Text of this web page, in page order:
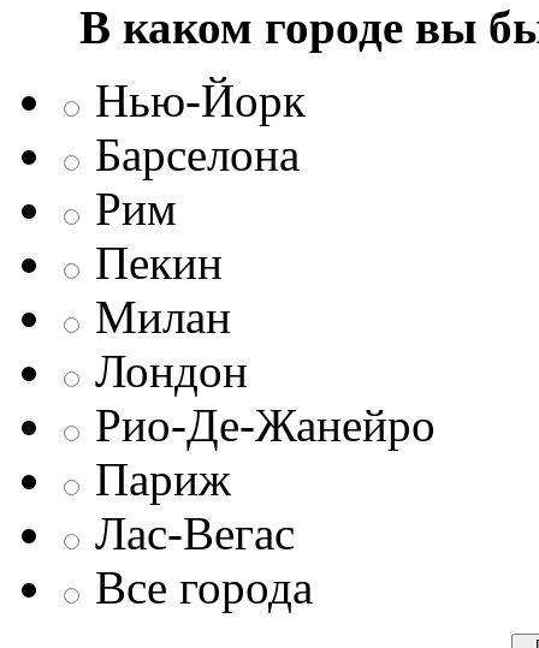
В каком городе вы
Нью-Йорк
Барселона
Рим
Пекин
Милан
Лондон
Рио-Де-Жанейро
Париж
Лас-Вегас
Все города